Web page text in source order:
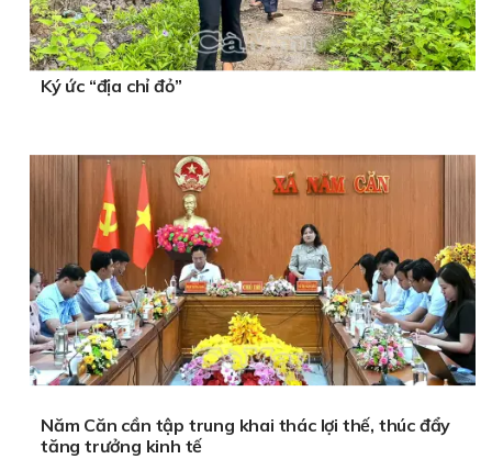
Ký ức “địa chỉ đỏ”
Năm Căn cần tập trung khai thác lợi thế, thúc đẩy
tăng trưởng kinh tế